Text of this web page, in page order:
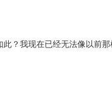
？我现在已经无法像以前那